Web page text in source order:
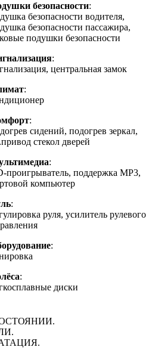
безопасности:
безопасности водителя,
безопасности пассажира,
подушки безопасности
:
центральная замок
:
:
сидений, подогрев зеркал,
стекол дверей
:
проигрыватель, поддержка MP3,
компьютер
:
руля, усилитель рулевого
:
:
диски